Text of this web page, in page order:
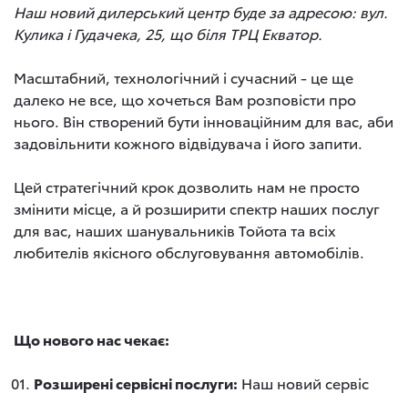
Наш новий дилерський центр буде за адресою: вул.
Кулика і Гудачека, 25, що біля ТРЦ Екватор.
Масштабний, технологічний і сучасний - це ще
далеко не все, що хочеться Вам розповісти про
нього. Він створений бути інноваційним для вас, аби
задовільнити кожного відвідувача і його запити.
Цей стратегічний крок дозволить нам не просто
змінити місце, а й розширити спектр наших послуг
для вас, наших шанувальників Тойота та всіх
любителів якісного обслуговування автомобілів.
Що нового нас чекає:
Розширені сервісні послуги: Наш новий сервіс